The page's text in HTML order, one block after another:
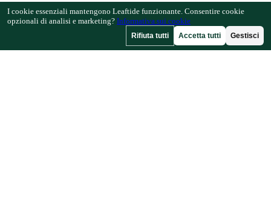
Funzionalità
Guida al progettista
Libreria delle piante
I cookie essenziali mantengono Leaftide funzionante. Consentire cookie
opzionali di analisi e marketing? Informativa sui cookie
Rifiuta tutti Accetta tutti Gestisci